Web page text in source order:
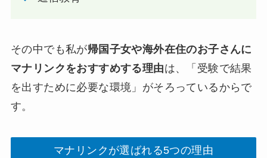
その中でも私が帰国子女や海外在住のお子さんに
マナリンクをおすすめする理由は、「受験で結果
を出すために必要な環境」がそろっているからで
す。
マナリンクが選ばれる5つの理由